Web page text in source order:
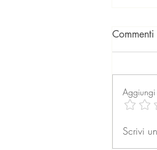
La
Commenti
Scrivi